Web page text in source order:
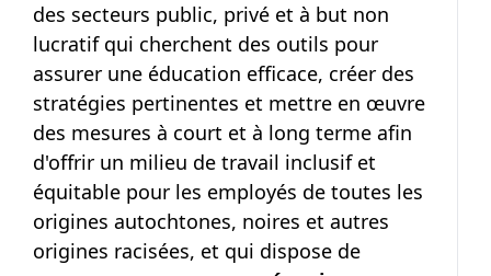
des secteurs public, privé et à but non
lucratif qui cherchent des outils pour
assurer une éducation efficace, créer des
stratégies pertinentes et mettre en œuvre
des mesures à court et à long terme afin
d'offrir un milieu de travail inclusif et
équitable pour les employés de toutes les
origines autochtones, noires et autres
origines racisées, et qui dispose de